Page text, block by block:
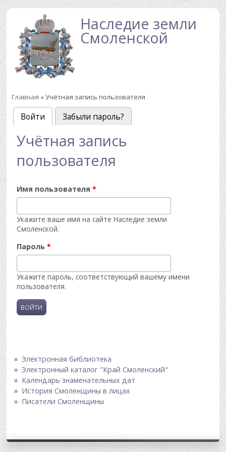
Перейти к основному содержаниюНаследие земли
Смоленской
Вы здесь
Главная » Учётная запись пользователя
Главные вкладки
Войти (активная вкладка)
Забыли пароль?
Учётная запись
пользователя
Имя пользователя*
Укажите ваше имя на сайте Наследие земли
Смоленской.
Пароль*
Укажите пароль, соответствующий вашему имени
пользователя.
Электронная библиотека
Электронный каталог "Край Смоленский"
Календарь знаменательных дат
История Смоленщины в лицах
Писатели Смоленщины